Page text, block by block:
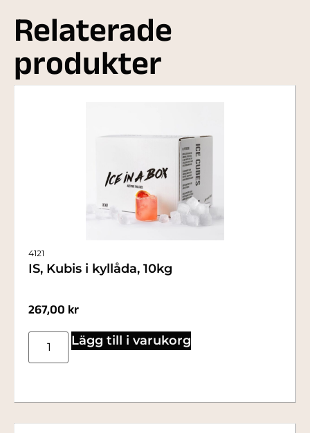
Relaterade
produkter
4121
IS, Kubis i kyllåda, 10kg
267,00 kr
Lägg till i varukorg